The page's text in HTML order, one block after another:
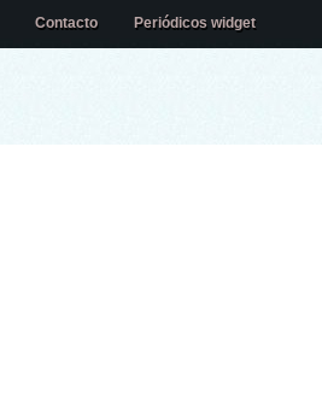
Contacto Periódicos widget